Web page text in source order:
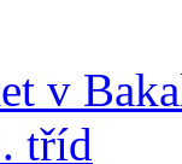
v
tříd